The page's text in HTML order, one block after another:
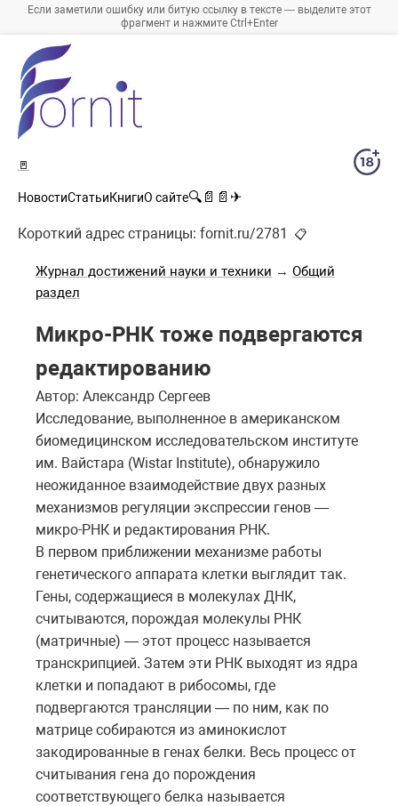
Если заметили ошибку или битую ссылку в тексте — выделите этот
фрагмент и нажмите Ctrl+Enter
🚪
НовостиСтатьиКнигиО сайте🔍 📄 📄 ✈
Короткий адрес страницы: fornit.ru/2781 📋
Журнал достижений науки и техники → Общий
раздел
Микро-РНК тоже подвергаются
редактированию
Автор: Александр Сергеев
Исследование, выполненное в американском
биомедицинском исследовательском институте
им. Вайстара (Wistar Institute), обнаружило
неожиданное взаимодействие двух разных
механизмов регуляции экспрессии генов —
микро-РНК и редактирования РНК.
В первом приближении механизме работы
генетического аппарата клетки выглядит так.
Гены, содержащиеся в молекулах ДНК,
считываются, порождая молекулы РНК
(матричные) — этот процесс называется
транскрипцией. Затем эти РНК выходят из ядра
клетки и попадают в рибосомы, где
подвергаются трансляции — по ним, как по
матрице собираются из аминокислот
закодированные в генах белки. Весь процесс от
считывания гена до порождения
соответствующего белка называется